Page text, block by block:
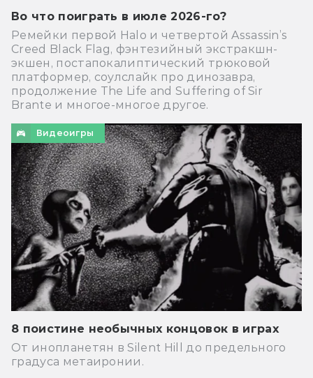
Во что поиграть в июле 2026-го?
Ремейки первой Halo и четвертой Assassin’s
Creed Black Flag, фэнтезийный экстракшн-
экшен, постапокалиптический трюковой
платформер, соулслайк про динозавра,
продолжение The Life and Suffering of Sir
Brante и многое-многое другое.
Видеоигры
8 поистине необычных концовок в играх
От инопланетян в Silent Hill до предельного
градуса метаиронии.